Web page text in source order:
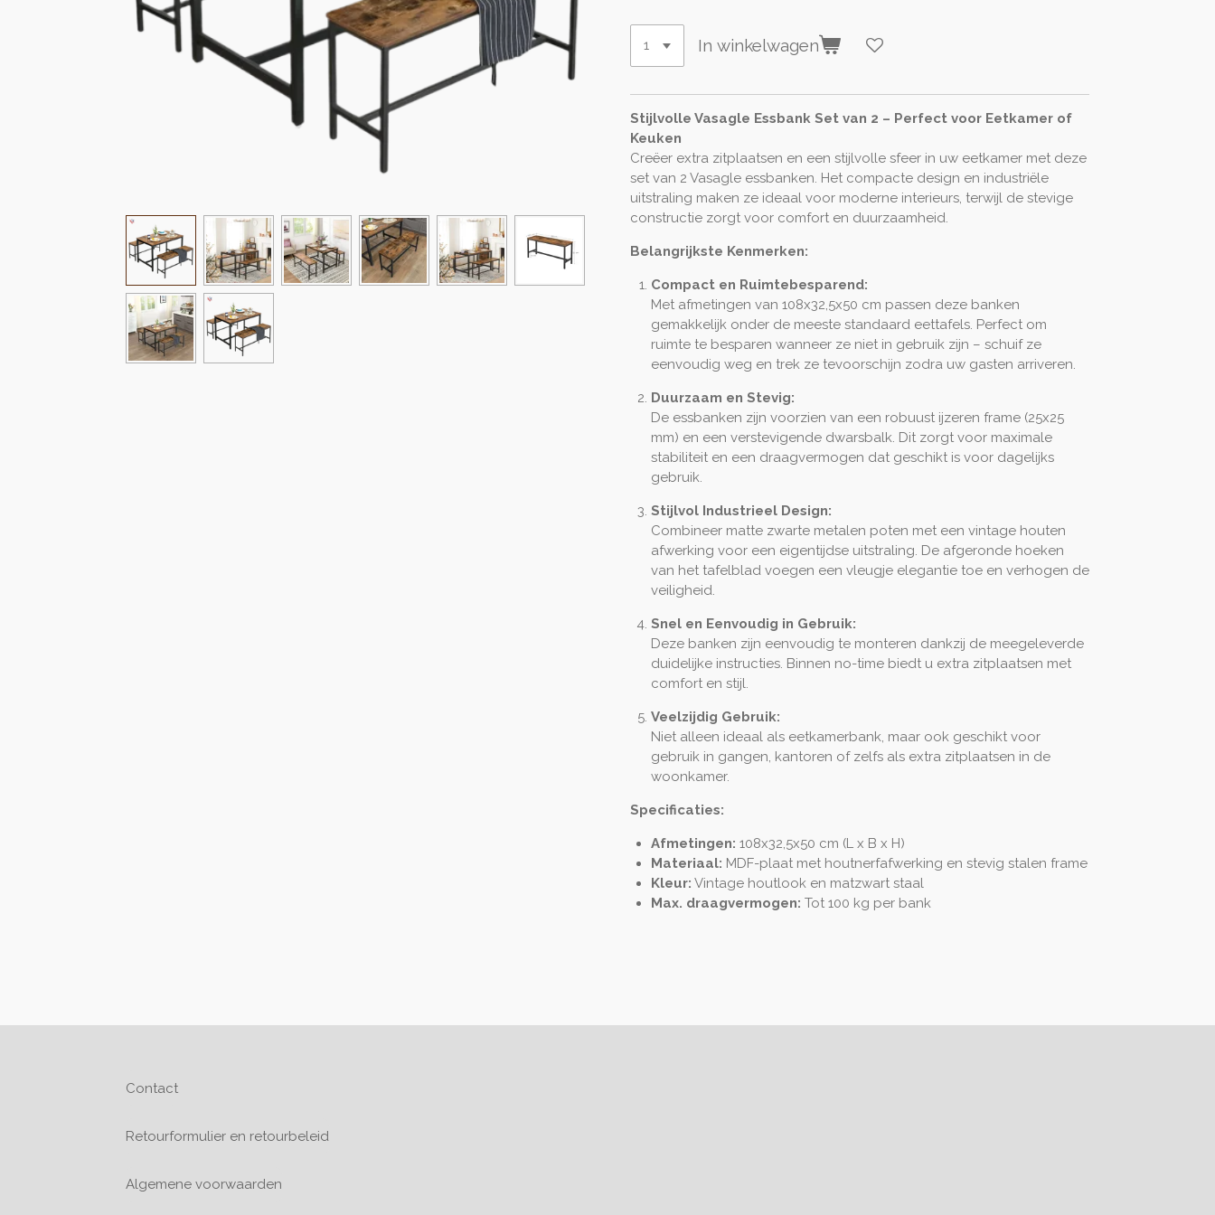
In winkelwagen
Stijlvolle Vasagle Essbank Set van 2 – Perfect voor Eetkamer of
Keuken
Creëer extra zitplaatsen en een stijlvolle sfeer in uw eetkamer met deze
set van 2 Vasagle essbanken. Het compacte design en industriële
uitstraling maken ze ideaal voor moderne interieurs, terwijl de stevige
constructie zorgt voor comfort en duurzaamheid.
Belangrijkste Kenmerken:
Compact en Ruimtebesparend:
Met afmetingen van 108x32,5x50 cm passen deze banken
gemakkelijk onder de meeste standaard eettafels. Perfect om
ruimte te besparen wanneer ze niet in gebruik zijn – schuif ze
eenvoudig weg en trek ze tevoorschijn zodra uw gasten arriveren.
Duurzaam en Stevig:
De essbanken zijn voorzien van een robuust ijzeren frame (25x25
mm) en een verstevigende dwarsbalk. Dit zorgt voor maximale
stabiliteit en een draagvermogen dat geschikt is voor dagelijks
gebruik.
Stijlvol Industrieel Design:
Combineer matte zwarte metalen poten met een vintage houten
afwerking voor een eigentijdse uitstraling. De afgeronde hoeken
van het tafelblad voegen een vleugje elegantie toe en verhogen de
veiligheid.
Snel en Eenvoudig in Gebruik:
Deze banken zijn eenvoudig te monteren dankzij de meegeleverde
duidelijke instructies. Binnen no-time biedt u extra zitplaatsen met
comfort en stijl.
Veelzijdig Gebruik:
Niet alleen ideaal als eetkamerbank, maar ook geschikt voor
gebruik in gangen, kantoren of zelfs als extra zitplaatsen in de
woonkamer.
Specificaties:
Afmetingen: 108x32,5x50 cm (L x B x H)
Materiaal: MDF-plaat met houtnerfafwerking en stevig stalen frame
Kleur: Vintage houtlook en matzwart staal
Max. draagvermogen: Tot 100 kg per bank
Contact
Retourformulier en retourbeleid
Algemene voorwaarden